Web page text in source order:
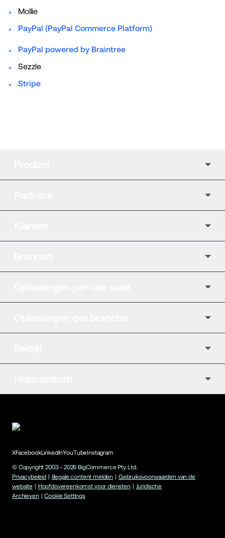
Mollie
PayPal (PayPal Commerce Platform)
PayPal powered by Braintree
Sezzle
Stripe
XFacebookLinkedInYouTubeInstagram
© Copyright 2003 - 2026 BigCommerce Pty. Ltd.
Privacybeleid | Illegale content melden | Gebruiksvoorwaarden van de
website | Hoofdovereenkomst voor diensten | Juridische
Archieven | Cookie Settings